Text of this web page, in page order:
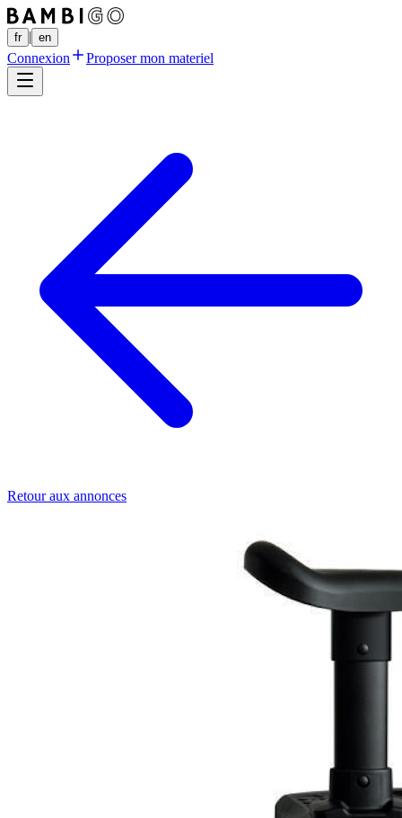
fr | en
Connexion Proposer mon materiel
Retour aux annonces